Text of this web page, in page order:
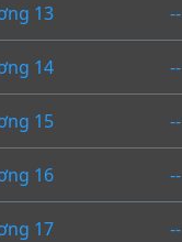
13 --
14 --
15 --
16 --
17 --